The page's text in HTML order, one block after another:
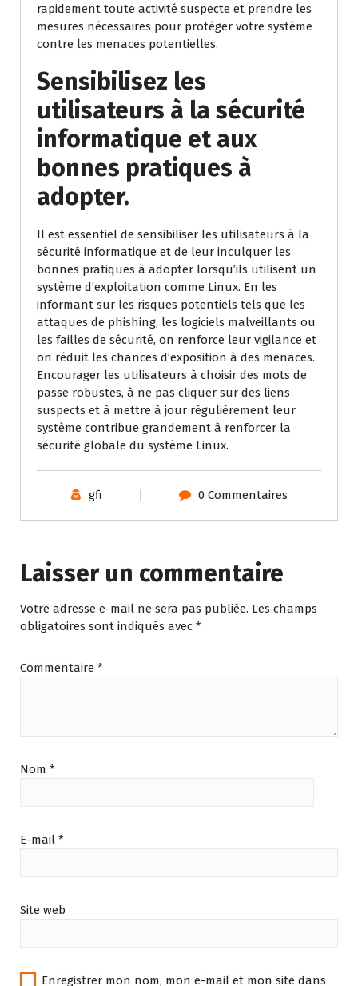
rapidement toute activité suspecte et prendre les
mesures nécessaires pour protéger votre système
contre les menaces potentielles.
Sensibilisez les
utilisateurs à la sécurité
informatique et aux
bonnes pratiques à
adopter.
Il est essentiel de sensibiliser les utilisateurs à la
sécurité informatique et de leur inculquer les
bonnes pratiques à adopter lorsqu’ils utilisent un
système d’exploitation comme Linux. En les
informant sur les risques potentiels tels que les
attaques de phishing, les logiciels malveillants ou
les failles de sécurité, on renforce leur vigilance et
on réduit les chances d’exposition à des menaces.
Encourager les utilisateurs à choisir des mots de
passe robustes, à ne pas cliquer sur des liens
suspects et à mettre à jour régulièrement leur
système contribue grandement à renforcer la
sécurité globale du système Linux.
gfi 0 Commentaires
Laisser un commentaire
Votre adresse e-mail ne sera pas publiée. Les champs
obligatoires sont indiqués avec *
Commentaire *
Nom *
E-mail *
Site web
Enregistrer mon nom, mon e-mail et mon site dans